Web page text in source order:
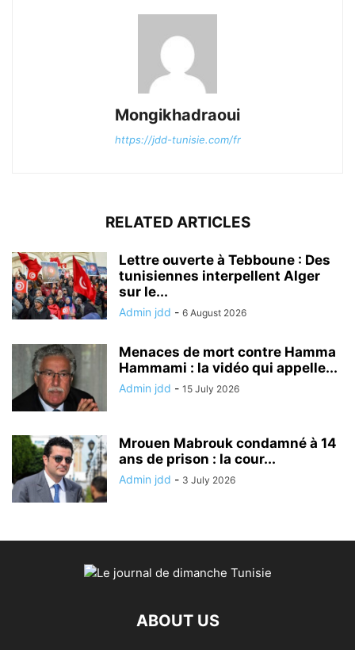
Mongikhadraoui
https://jdd-tunisie.com/fr
RELATED ARTICLES
Lettre ouverte à Tebboune : Des
tunisiennes interpellent Alger
sur le...
Admin jdd - 6 August 2026
Menaces de mort contre Hamma
Hammami : la vidéo qui appelle...
Admin jdd - 15 July 2026
Mrouen Mabrouk condamné à 14
ans de prison : la cour...
Admin jdd - 3 July 2026
ABOUT US